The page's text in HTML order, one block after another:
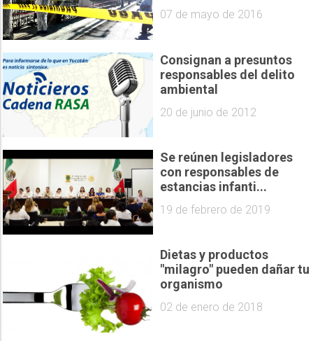
07 de mayo de 2016
Consignan a presuntos
responsables del delito
ambiental
20 de junio de 2012
Se reúnen legisladores
con responsables de
estancias infanti...
19 de febrero de 2019
Dietas y productos
"milagro" pueden dañar tu
organismo
02 de enero de 2018